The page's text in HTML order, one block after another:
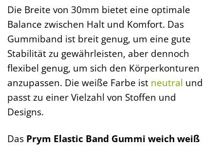
Die Breite von 30mm bietet eine optimale
Balance zwischen Halt und Komfort. Das
Gummiband ist breit genug, um eine gute
Stabilität zu gewährleisten, aber dennoch
flexibel genug, um sich den Körperkonturen
anzupassen. Die weiße Farbe ist neutral und
passt zu einer Vielzahl von Stoffen und
Designs.
Das Prym Elastic Band Gummi weich weiß